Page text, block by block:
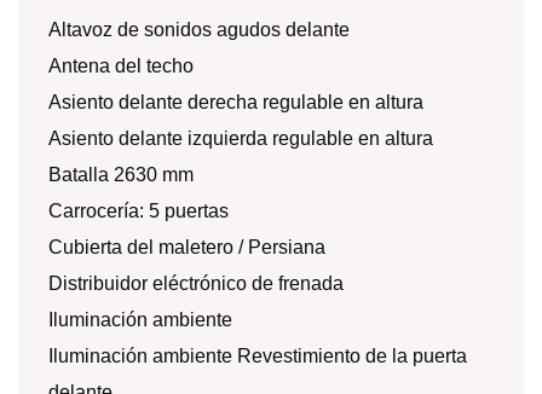
Altavoz de sonidos agudos delante
Antena del techo
Asiento delante derecha regulable en altura
Asiento delante izquierda regulable en altura
Batalla 2630 mm
Carrocería: 5 puertas
Cubierta del maletero / Persiana
Distribuidor eléctrónico de frenada
Iluminación ambiente
Iluminación ambiente Revestimiento de la puerta